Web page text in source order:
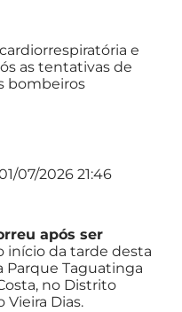
e
as tentativas de
bombeiros
07/2026 21:46
após ser
início da tarde desta
Parque Taguatinga
no Distrito
Vieira Dias.